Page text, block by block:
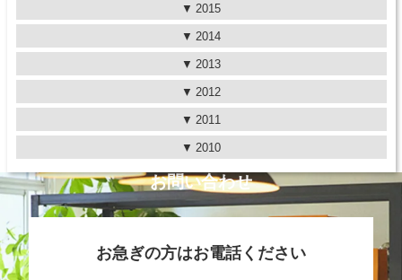
2015
2014
2013
2012
2011
2010
お問い合わせ
お急ぎの方はお電話ください